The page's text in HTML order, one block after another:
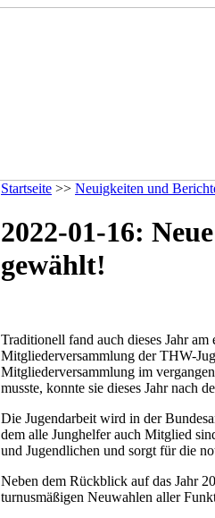
Startseite >> Neuigkeiten und
2022-01-16:
gewählt!
Traditionell fand auch dieses Jahr am
Mitgliederversammlung der THW-
Mitgliederversammlung im
musste, konnte sie dieses Jahr nach
Die Jugendarbeit wird in der
dem alle Junghelfer auch Mitglied
und Jugendlichen und sorgt für die
Neben dem Rückblick auf das Jahr
turnusmäßigen Neuwahlen aller